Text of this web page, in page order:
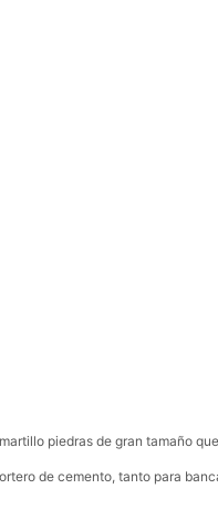
piedras de gran tamaño
de cemento, tanto para